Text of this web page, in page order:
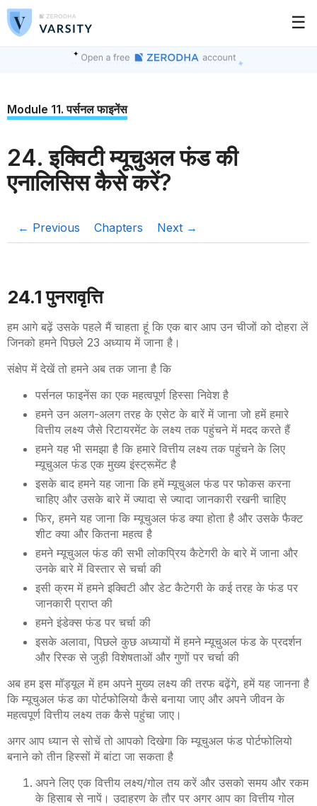
☰
Module 11. पर्सनल फाइनेंस
24. इक्विटी म्यूचुअल फंड की
एनालिसिस कैसे करें?
← Previous Chapters Next →
24.1 पुनरावृत्ति
हम आगे बढ़ें उसके पहले मैं चाहता हूं कि एक बार आप उन चीजों को दोहरा लें
जिनको हमने पिछले 23 अध्याय में जाना है।
संक्षेप में देखें तो हमने अब तक जाना है कि
पर्सनल फाइनेंस का एक महत्वपूर्ण हिस्सा निवेश है
हमने उन अलग-अलग तरह के एसेट के बारें में जाना जो हमें हमारे
वित्तीय लक्ष्य जैसे रिटायरमेंट के लक्ष्य तक पहुंचने में मदद करते हैं
हमने यह भी समझा है कि हमारे वित्तीय लक्ष्य तक पहुंचने के लिए
म्यूचुअल फंड एक मुख्य इंस्ट्रूमेंट है
इसके बाद हमने यह जाना कि हमें म्यूचुअल फंड पर फोकस करना
चाहिए और उसके बारे में ज्यादा से ज्यादा जानकारी रखनी चाहिए
फिर, हमने यह जाना कि म्यूचुअल फंड क्या होता है और उसके फैक्ट
शीट क्या और कितना महत्व है
हमने म्यूचुअल फंड की सभी लोकप्रिय कैटेगरी के बारे में जाना और
उनके बारे में विस्तार से चर्चा की
इसी क्रम में हमने इक्विटी और डेट कैटेगरी के कई तरह के फंड पर
जानकारी प्राप्त की
हमने इंडेक्स फंड पर चर्चा की
इसके अलावा, पिछले कुछ अध्यायों में हमने म्यूचुअल फंड के प्रदर्शन
और रिस्क से जुड़ी विशेषताओं और गुणों पर चर्चा की
अब हम इस मॉड्यूल में हम अपने मुख्य लक्ष्य की तरफ बढ़ेंगे, हमें यह जानना है
कि म्यूचुअल फंड का पोर्टफोलियो कैसे बनाया जाए और अपने जीवन के
महत्वपूर्ण वित्तीय लक्ष्य तक कैसे पहुंचा जाए।
अगर आप ध्यान से सोचें तो आपको दिखेगा कि म्यूचुअल फंड पोर्टफोलियो
बनाने को तीन हिस्सों में बांटा जा सकता है
अपने लिए एक वित्तीय लक्ष्य/गोल तय करें और उसको समय और रकम
के हिसाब से नापें। उदाहरण के तौर पर अगर आप का वित्तीय गोल